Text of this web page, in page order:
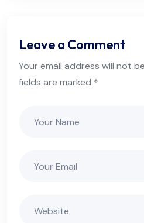
Leave a Comment
Your email address will not
fields are marked *